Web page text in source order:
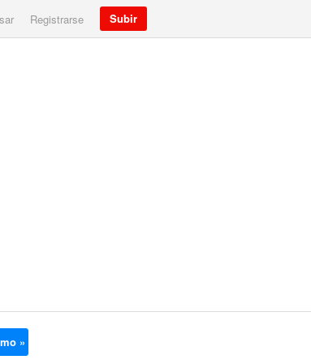
Registrarse Subir
»